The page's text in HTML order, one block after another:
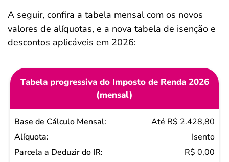
A seguir, confira a tabela mensal com os novos
valores de alíquotas, e a nova tabela de isenção e
descontos aplicáveis em 2026:
Tabela progressiva do Imposto de Renda 2026
(mensal)
Base
de
Cálculo
Até R$ 2.428,80
Isento
R$ 0,00